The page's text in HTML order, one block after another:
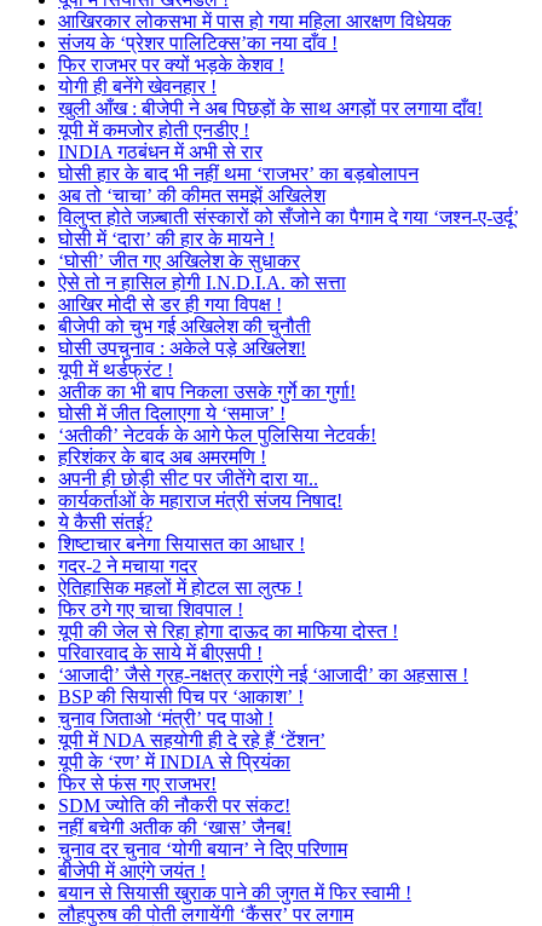
आखिरकार लोकसभा में पास हो गया महिला आरक्षण विधेयक
संजय के ‘प्रेशर पालिटिक्स’का नया दाँव !
फिर राजभर पर क्यों भड़के केशव !
योगी ही बनेंगे खेवनहार !
खुली आँख : बीजेपी ने अब पिछड़ों के साथ अगड़ों पर लगाया दाँव!
यूपी में कमजोर होती एनडीए !
INDIA गठबंधन में अभी से रार
घोसी हार के बाद भी नहीं थमा ‘राजभर’ का बड़बोलापन
अब तो ‘चाचा’ की कीमत समझें अखिलेश
विलुप्त होते जज़्बाती संस्कारों को सँजोने का पैगाम दे गया ‘जश्न-ए-उर्दू’
घोसी में ‘दारा’ की हार के मायने !
‘घोसी’ जीत गए अखिलेश के सुधाकर
ऐसे तो न हासिल होगी I.N.D.I.A. को सत्ता
आखिर मोदी से डर ही गया विपक्ष !
बीजेपी को चुभ गई अखिलेश की चुनौती
घोसी उपचुनाव : अकेले पड़े अखिलेश!
यूपी में थर्डफ्रंट !
अतीक का भी बाप निकला उसके गुर्गे का गुर्गा!
घोसी में जीत दिलाएगा ये ‘समाज’ !
‘अतीकी’ नेटवर्क के आगे फेल पुलिसिया नेटवर्क!
हरिशंकर के बाद अब अमरमणि !
अपनी ही छोड़ी सीट पर जीतेंगे दारा या..
कार्यकर्ताओं के महाराज मंत्री संजय निषाद!
ये कैसी संतई?
शिष्टाचार बनेगा सियासत का आधार !
गदर-2 ने मचाया गदर
ऐतिहासिक महलों में होटल सा लुत्फ !
फिर ठगे गए चाचा शिवपाल !
यूपी की जेल से रिहा होगा दाऊद का माफिया दोस्त !
परिवारवाद के साये में बीएसपी !
‘आजादी’ जैसे ग्रह-नक्षत्र कराएंगे नई ‘आजादी’ का अहसास !
BSP की सियासी पिच पर ‘आकाश’ !
चुनाव जिताओ ‘मंत्री’ पद पाओ !
यूपी में NDA सहयोगी ही दे रहे हैं ‘टेंशन’
यूपी के ‘रण’ में INDIA से प्रियंका
फिर से फंस गए राजभर!
SDM ज्योति की नौकरी पर संकट!
नहीं बचेगी अतीक की ‘खास’ जैनब!
चुनाव दर चुनाव ‘योगी बयान’ ने दिए परिणाम
बीजेपी में आएंगे जयंत !
बयान से सियासी खुराक पाने की जुगत में फिर स्वामी !
लौहपुरुष की पोती लगायेंगी ‘कैंसर’ पर लगाम